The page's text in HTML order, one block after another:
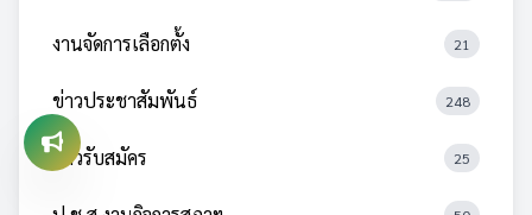
งานจัดการเลือกตั้ง 21
ข่าวประชาสัมพันธ์ 248
ข่าวรับสมัคร 25